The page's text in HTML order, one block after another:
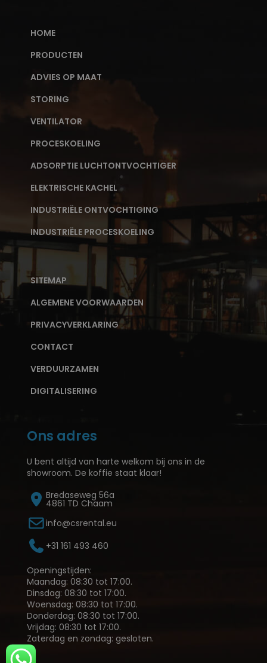
HOME
PRODUCTEN
ADVIES OP MAAT
STORING
VENTILATOR
PROCESKOELING
ADSORPTIE LUCHTONTVOCHTIGER
ELEKTRISCHE KACHEL
INDUSTRIËLE ONTVOCHTIGING
INDUSTRIËLE PROCESKOELING
SITEMAP
ALGEMENE VOORWAARDEN
PRIVACYVERKLARING
CONTACT
VERDUURZAMEN
DIGITALISERING
Ons adres
U bent altijd van harte welkom bij ons in de
showroom. De koffie staat klaar!
Bredaseweg 56a
4861 TD Chaam
info@csrental.eu
+31 161 493 460
Openingstijden:
Maandag: 08:30 tot 17:00.
Dinsdag: 08:30 tot 17:00.
Woensdag: 08:30 tot 17:00.
Donderdag: 08:30 tot 17:00.
Vrijdag: 08:30 tot 17:00.
Zaterdag en zondag: gesloten.